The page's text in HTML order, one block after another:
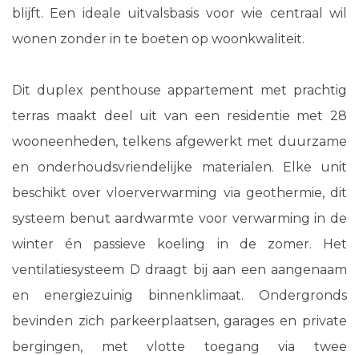
blijft. Een ideale uitvalsbasis voor wie centraal wil
wonen zonder in te boeten op woonkwaliteit.
Dit duplex penthouse appartement met prachtig
terras maakt deel uit van een residentie met 28
wooneenheden, telkens afgewerkt met duurzame
en onderhoudsvriendelijke materialen. Elke unit
beschikt over vloerverwarming via geothermie, dit
systeem benut aardwarmte voor verwarming in de
winter én passieve koeling in de zomer. Het
ventilatiesysteem D draagt bij aan een aangenaam
en energiezuinig binnenklimaat. Ondergronds
bevinden zich parkeerplaatsen, garages en private
bergingen, met vlotte toegang via twee